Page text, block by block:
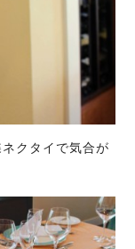
クタイで気合が